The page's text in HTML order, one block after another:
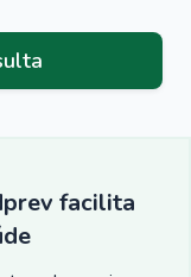
facilita